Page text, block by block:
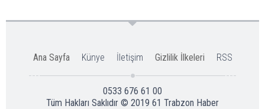
Ana Sayfa Künye İletişim Gizlilik İlkeleri RSS
0533 676 61 00
Tüm Hakları Saklıdır © 2019 61 Trabzon Haber